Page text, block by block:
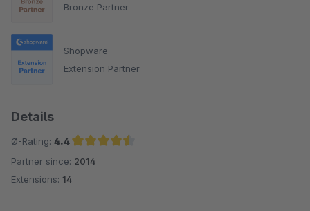
Bronze Partner
Shopware
Extension Partner
Details
Ø-Rating: 4.4
Average rating of 4.4 out of 5 stars
Partner since: 2014
Extensions: 14